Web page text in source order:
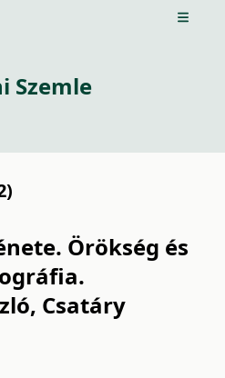
Open
Szemle
Örökség és
Csatáry